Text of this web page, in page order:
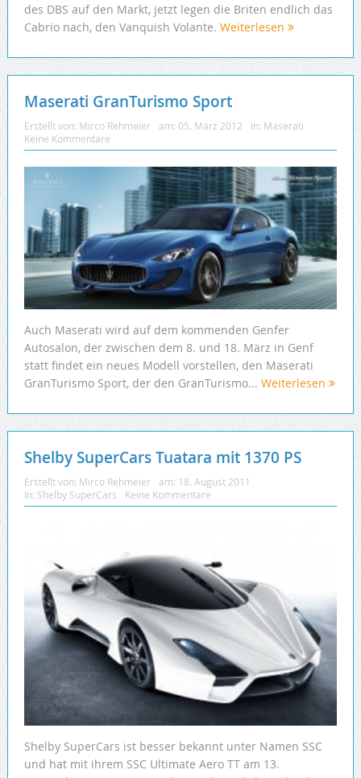
des DBS auf den Markt, jetzt legen die Briten endlich das
Cabrio nach, den Vanquish Volante. Weiterlesen
Maserati GranTurismo Sport
Erstellt von: Mirco Rehmeier am: 05. März 2012 In: Maserati
Keine Kommentare
Auch Maserati wird auf dem kommenden Genfer
Autosalon, der zwischen dem 8. und 18. März in Genf
statt findet ein neues Modell vorstellen, den Maserati
GranTurismo Sport, der den GranTurismo... Weiterlesen
Shelby SuperCars Tuatara mit 1370 PS
Erstellt von: Mirco Rehmeier am: 18. August 2011
In: Shelby SuperCars Keine Kommentare
Shelby SuperCars ist besser bekannt unter Namen SSC
und hat mit ihrem SSC Ultimate Aero TT am 13.